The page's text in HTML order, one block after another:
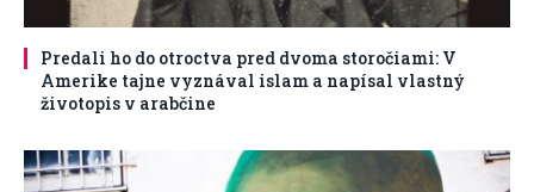
Predali ho do otroctva pred dvoma storočiami: V
Amerike tajne vyznával islam a napísal vlastný
životopis v arabčine